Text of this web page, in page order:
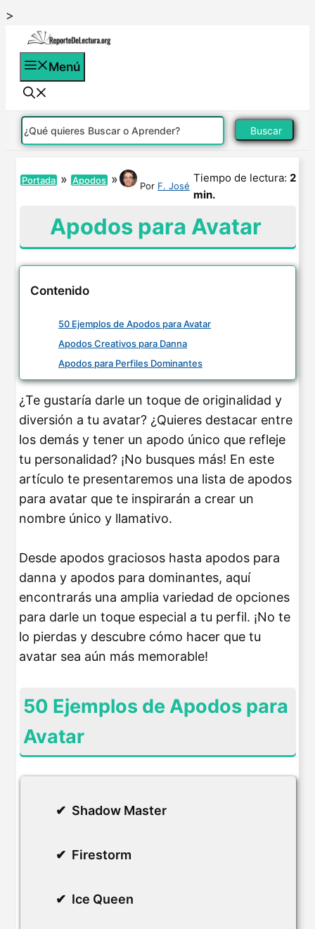
>
contenido
Menú
Buscar
Portada » Apodos » Por F. José
Tiempo de lectura: 2
min.
Apodos para Avatar
Contenido
50 Ejemplos de Apodos para Avatar
Apodos Creativos para Danna
Apodos para Perfiles Dominantes
¿Te gustaría darle un toque de originalidad y
diversión a tu avatar? ¿Quieres destacar entre
los demás y tener un apodo único que refleje
tu personalidad? ¡No busques más! En este
artículo te presentaremos una lista de apodos
para avatar que te inspirarán a crear un
nombre único y llamativo.
Desde apodos graciosos hasta apodos para
danna y apodos para dominantes, aquí
encontrarás una amplia variedad de opciones
para darle un toque especial a tu perfil. ¡No te
lo pierdas y descubre cómo hacer que tu
avatar sea aún más memorable!
50 Ejemplos de Apodos para
Avatar
Shadow Master
Firestorm
Ice Queen